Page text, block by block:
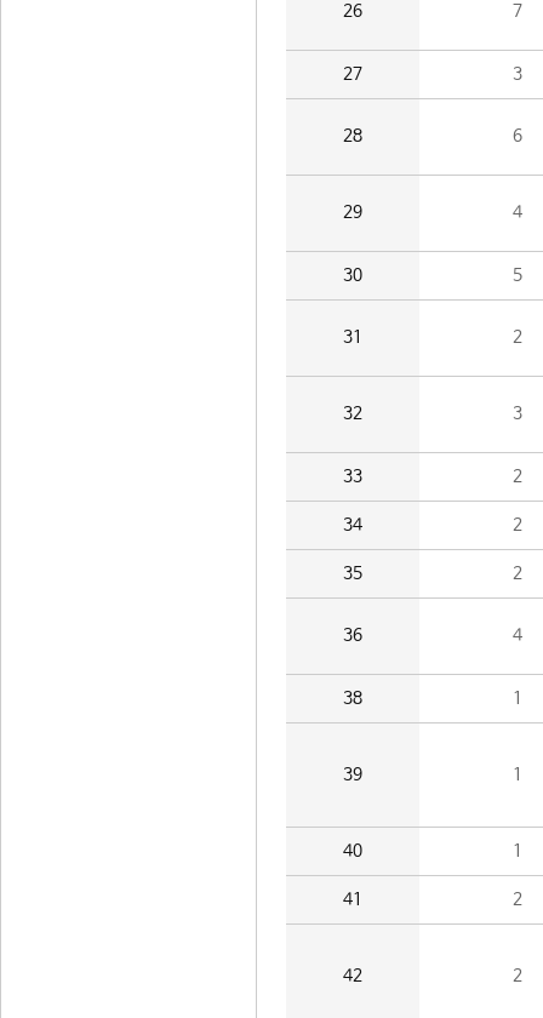
26 7
27 3
28 6
29 4
30 5
31 2
32 3
33 2
34 2
35 2
36 4
38 1
39 1
40 1
41 2
42 2